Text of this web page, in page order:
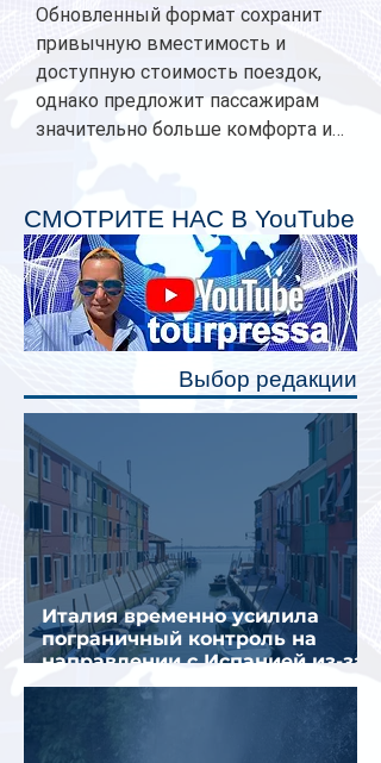
Обновленный формат сохранит
привычную вместимость и
доступную стоимость поездок,
однако предложит пассажирам
значительно больше комфорта и
планируется начать в 2027 году.
Одним из главных нововведений
станут индивидуальные шторки у
каждого спального места. Они
позволят пассажирам закрыть свою
полку во время сна или отдыха,
СМОТРИТЕ НАС В YouTube
Выбор редакции
Италия временно усилила
пограничный контроль на
направлении с Испанией из-за
миграционного кризиса